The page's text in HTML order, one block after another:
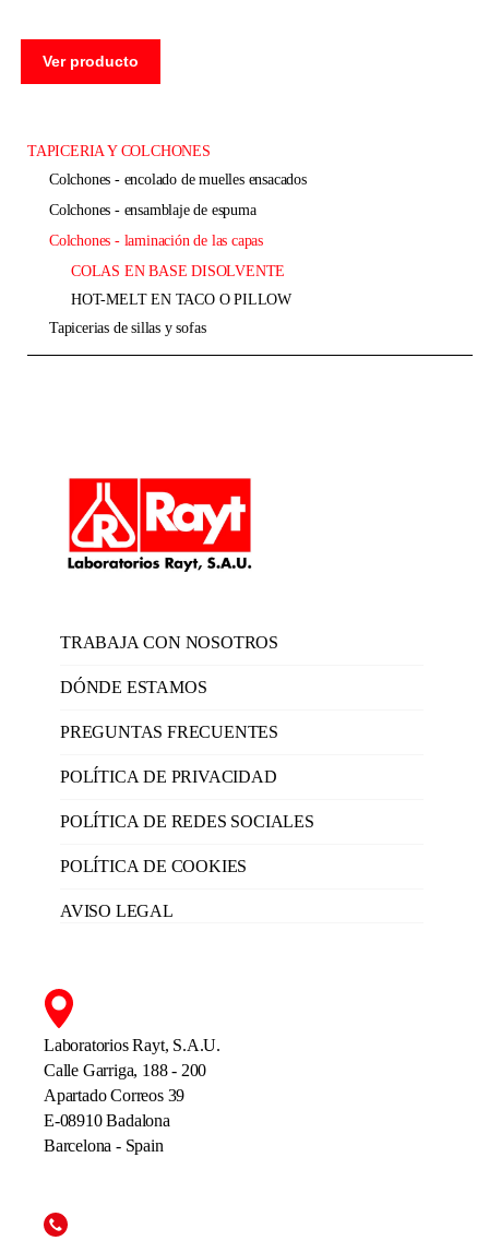
Ver producto
TAPICERIA Y COLCHONES
colchones - encolado de muelles ensacados
colchones - ensamblaje de espuma
colchones - laminación de las capas
COLAS EN BASE DISOLVENTE
HOT-MELT EN TACO O PILLOW
tapicerias de sillas y sofas
TRABAJA CON NOSOTROS
DÓNDE ESTAMOS
PREGUNTAS FRECUENTES
POLÍTICA DE PRIVACIDAD
POLÍTICA DE REDES SOCIALES
POLÍTICA DE COOKIES
AVISO LEGAL
Laboratorios Rayt, S.A.U.
Calle Garriga, 188 - 200
Apartado Correos 39
E-08910 Badalona
Barcelona - Spain